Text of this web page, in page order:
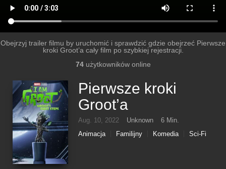
Obejrzyj trailer filmu by uruchomić i sprawdzić gdzie obejrzeć Pierwsze
kroki Groot’a cały film po szybkiej rejestracji.
74użytkowników online
Pierwsze kroki
Groot’a
Aug. 10, 2022 Unknown
6 Min.
Animacja
Familijny Komedia Sci-Fi